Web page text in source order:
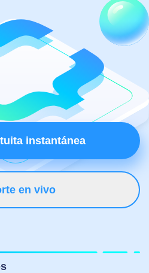
instantánea
en vivo